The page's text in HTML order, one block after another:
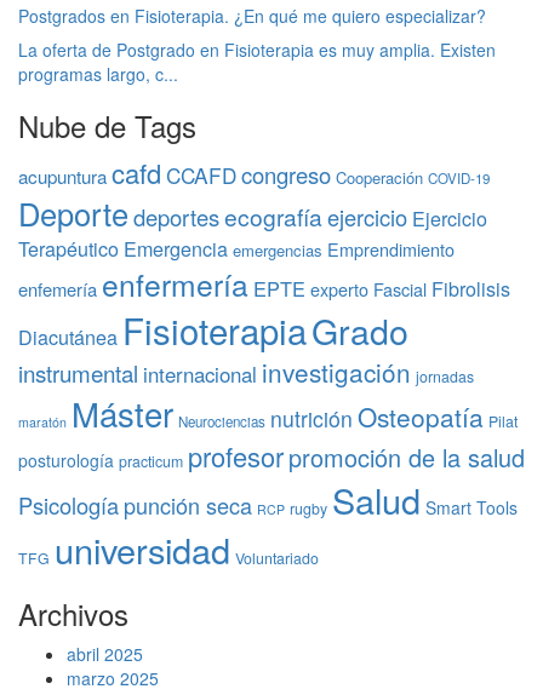
Postgrados en Fisioterapia. ¿En qué me quiero especializar?
La oferta de Postgrado en Fisioterapia es muy amplia. Existen
programas largo, c...
Nube de Tags
acupunturacafd CCAFDcongreso Cooperación COVID-19
Deportedeportesecografíaejercicio Ejercicio
Terapéutico Emergencia emergencias Emprendimiento
enfemería enfermería EPTE experto Fascial Fibrolisis
Diacutánea FisioterapiaGrado
instrumental internacional investigación jornadas
maratón Máster Neurociencias nutrición Osteopatía Pilat
posturología practicum profesorpromoción de la salud
Psicologíapunción seca RCP rugby Salud Smart Tools
TFG universidad Voluntariado
Archivos
abril 2025
marzo 2025